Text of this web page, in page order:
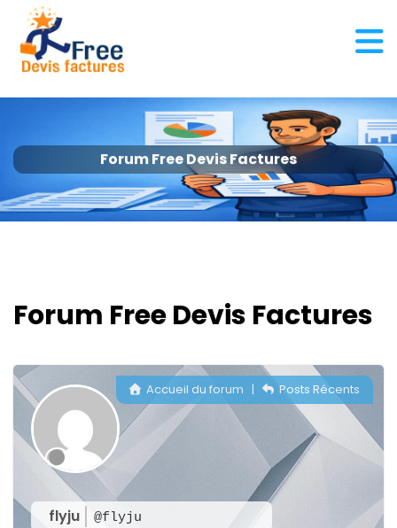
Forum Free Devis Factures
Forum Free Devis Factures
flyju @flyju
Accueil du forum | Posts Récents